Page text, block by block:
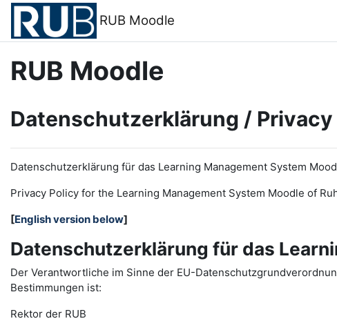
Skip to main content
RUB Moodle
RUB Moodle
Datenschutzerklärung / Privacy
Datenschutzerklärung für das Learning Management System
Privacy Policy for the Learning Management System Moodle of
[English version below]
Datenschutzerklärung für das
Der Verantwortliche im Sinne der EU-
Bestimmungen ist:
Rektor der RUB